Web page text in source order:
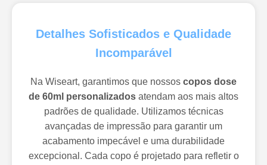
Detalhes Sofisticados e Qualidade
Incomparável
Na Wiseart, garantimos que nossos copos dose
de 60ml personalizados atendam aos mais altos
padrões de qualidade. Utilizamos técnicas
avançadas de impressão para garantir um
acabamento impecável e uma durabilidade
excepcional. Cada copo é projetado para refletir o